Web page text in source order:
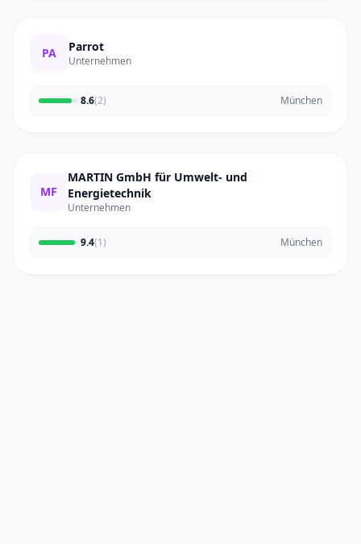
PA Parrot
Unternehmen
8.6(2) München
MF
MARTIN GmbH für Umwelt- und
Energietechnik
Unternehmen
9.4(1) München